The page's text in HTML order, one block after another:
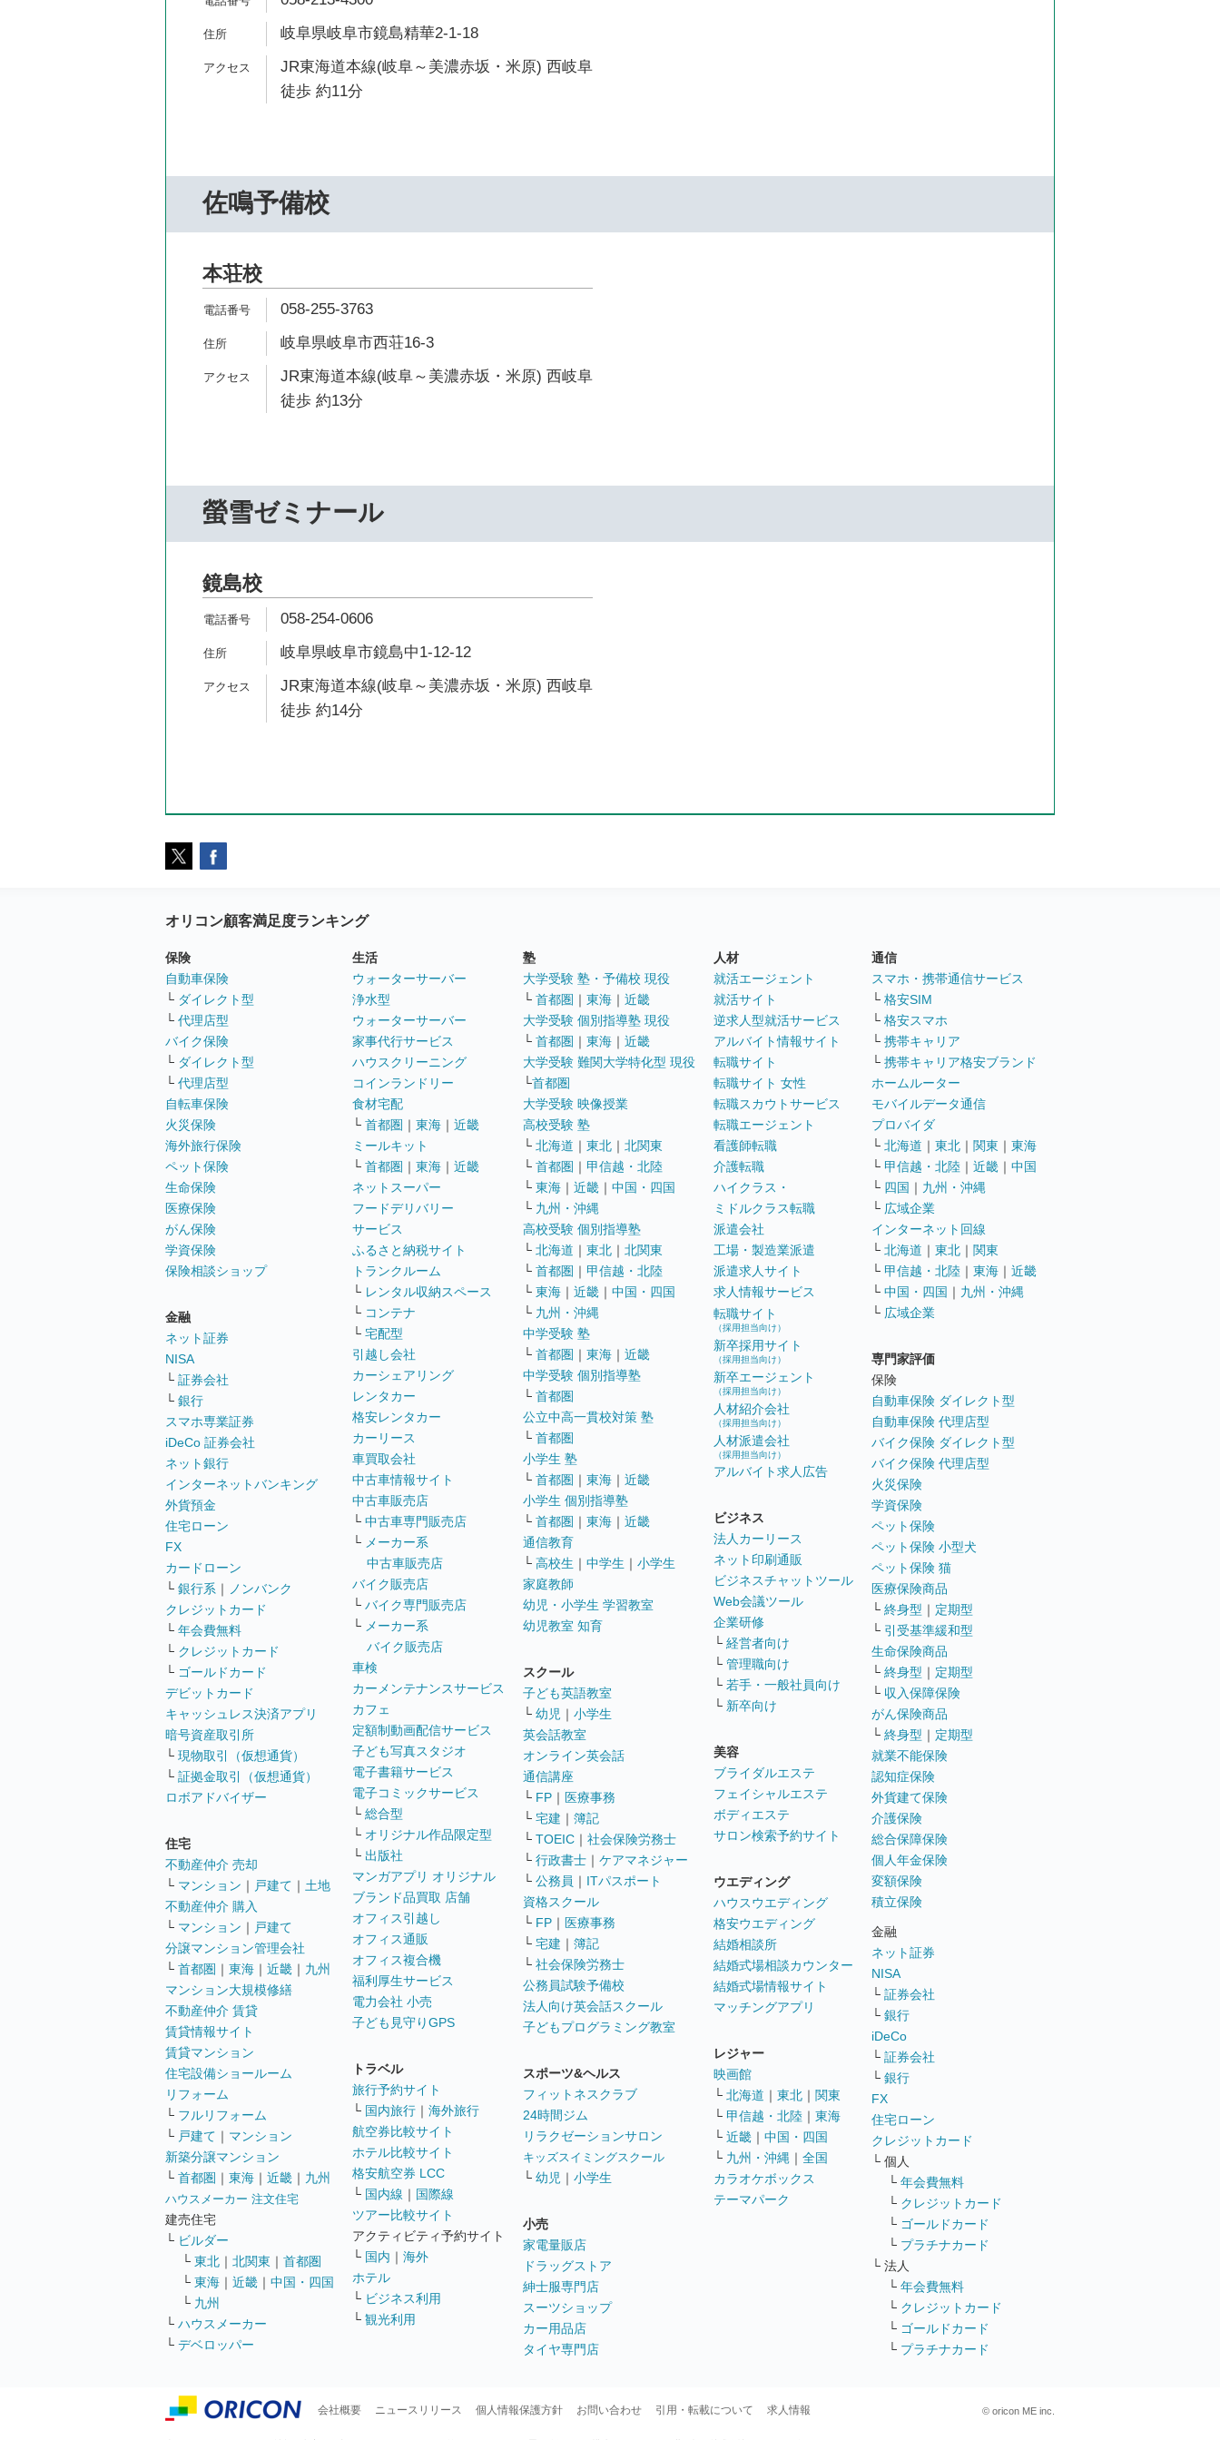
岐阜県岐阜市鏡島精華2-1-18
JR東海道本線(岐阜～美濃赤坂・米原) 西岐阜
徒歩 約11分
佐鳴予備校
本荘校
058-255-3763
岐阜県岐阜市西荘16-3
JR東海道本線(岐阜～美濃赤坂・米原) 西岐阜
徒歩 約13分
螢雪ゼミナール
鏡島校
058-254-0606
岐阜県岐阜市鏡島中1-12-12
JR東海道本線(岐阜～美濃赤坂・米原) 西岐阜
徒歩 約14分
オリコン顧客満足度ランキング
保険
自動車保険
└ ダイレクト型
└ 代理店型
バイク保険
└ ダイレクト型
└ 代理店型
自転車保険
火災保険
海外旅行保険
ペット保険
生命保険
医療保険
がん保険
学資保険
保険相談ショップ
金融
ネット証券
NISA
└ 証券会社
└ 銀行
スマホ専業証券
iDeCo 証券会社
ネット銀行
インターネットバンキング
外貨預金
住宅ローン
FX
カードローン
└ 銀行系 ｜
ノンバンク
クレジットカード
└ 年会費無料
└ クレジットカード
└ ゴールドカード
デビットカード
キャッシュレス決済アプリ
暗号資産取引所
└ 現物取引（仮想通貨）
└ 証拠金取引（仮想通貨）
ロボアドバイザー
住宅
不動産仲介 売却
└ マンション ｜ 戸建て ｜ 土地
不動産仲介 購入
└ マンション ｜ 戸建て
分譲マンション管理会社
└ 首都圏 ｜ 東海 ｜ 近畿 ｜ 九州
マンション大規模修繕
不動産仲介 賃貸
賃貸情報サイト
賃貸マンション
住宅設備ショールーム
リフォーム
└ フルリフォーム
└ 戸建て ｜ マンション
新築分譲マンション
└ 首都圏 ｜ 東海 ｜ 近畿 ｜ 九州
ハウスメーカー 注文住宅
建売住宅
└ ビルダー
└ 東北 ｜ 北関東 ｜ 首都圏
└ 東海 ｜ 近畿 ｜ 中国・四国
└ 九州
└ ハウスメーカー
└ デベロッパー
生活
ウォーターサーバー
浄水型
ウォーターサーバー
家事代行サービス
ハウスクリーニング
コインランドリー
食材宅配
└ 首都圏 ｜ 東海 ｜ 近畿
ミールキット
└ 首都圏 ｜ 東海 ｜ 近畿
ネットスーパー
フードデリバリー
サービス
ふるさと納税サイト
トランクルーム
└ レンタル収納スペース
└ コンテナ
└ 宅配型
引越し会社
カーシェアリング
レンタカー
格安レンタカー
カーリース
車買取会社
中古車情報サイト
中古車販売店
└ 中古車専門販売店
└ メーカー系
中古車販売店
バイク販売店
└ バイク専門販売店
└ メーカー系
バイク販売店
車検
カーメンテナンスサービス
カフェ
定額制動画配信サービス
子ども写真スタジオ
電子書籍サービス
電子コミックサービス
└ 総合型
└ オリジナル作品限定型
└ 出版社
マンガアプリ オリジナル
ブランド品買取 店舗
オフィス引越し
オフィス通販
オフィス複合機
福利厚生サービス
電力会社 小売
子ども見守りGPS
トラベル
旅行予約サイト
└ 国内旅行 ｜ 海外旅行
航空券比較サイト
ホテル比較サイト
格安航空券 LCC
└ 国内線 ｜ 国際線
ツアー比較サイト
アクティビティ予約サイト
└ 国内 ｜ 海外
ホテル
└ ビジネス利用
└ 観光利用
塾
大学受験 塾・予備校 現役
└ 首都圏 ｜ 東海 ｜ 近畿
大学受験 個別指導塾 現役
└ 首都圏 ｜ 東海 ｜ 近畿
大学受験 難関大学特化型 現役
└首都圏
大学受験 映像授業
高校受験 塾
└ 北海道 ｜ 東北 ｜ 北関東
└ 首都圏 ｜ 甲信越・北陸
└ 東海 ｜ 近畿 ｜ 中国・四国
└ 九州・沖縄
高校受験 個別指導塾
└ 北海道 ｜ 東北 ｜ 北関東
└ 首都圏 ｜ 甲信越・北陸
└ 東海 ｜ 近畿 ｜ 中国・四国
└ 九州・沖縄
中学受験 塾
└ 首都圏 ｜ 東海 ｜ 近畿
中学受験 個別指導塾
└ 首都圏
公立中高一貫校対策 塾
└ 首都圏
小学生 塾
└ 首都圏 ｜ 東海 ｜ 近畿
小学生 個別指導塾
└ 首都圏 ｜ 東海 ｜ 近畿
通信教育
└ 高校生 ｜ 中学生 ｜ 小学生
家庭教師
幼児・小学生 学習教室
幼児教室 知育
スクール
子ども英語教室
└ 幼児 ｜ 小学生
英会話教室
オンライン英会話
通信講座
└ FP ｜ 医療事務
└ 宅建 ｜ 簿記
└ TOEIC ｜ 社会保険労務士
└ 行政書士 ｜ ケアマネジャー
└ 公務員 ｜ ITパスポート
資格スクール
└ FP ｜ 医療事務
└ 宅建 ｜ 簿記
└ 社会保険労務士
公務員試験予備校
法人向け英会話スクール
子どもプログラミング教室
スポーツ&ヘルス
フィットネスクラブ
24時間ジム
リラクゼーションサロン
キッズスイミングスクール
└ 幼児 ｜ 小学生
小売
家電量販店
ドラッグストア
紳士服専門店
スーツショップ
カー用品店
タイヤ専門店
人材
就活エージェント
就活サイト
逆求人型就活サービス
アルバイト情報サイト
転職サイト
転職サイト 女性
転職スカウトサービス
転職エージェント
看護師転職
介護転職
ハイクラス・
ミドルクラス転職
派遣会社
工場・製造業派遣
派遣求人サイト
求人情報サービス
転職サイト
（採用担当向け）
新卒採用サイト
（採用担当向け）
新卒エージェント
（採用担当向け）
人材紹介会社
（採用担当向け）
人材派遣会社
（採用担当向け）
アルバイト求人広告
ビジネス
法人カーリース
ネット印刷通販
ビジネスチャットツール
Web会議ツール
企業研修
└ 経営者向け
└ 管理職向け
└ 若手・一般社員向け
└ 新卒向け
美容
ブライダルエステ
フェイシャルエステ
ボディエステ
サロン検索予約サイト
ウエディング
ハウスウエディング
格安ウエディング
結婚相談所
結婚式場相談カウンター
結婚式場情報サイト
マッチングアプリ
レジャー
映画館
└ 北海道 ｜ 東北 ｜ 関東
└ 甲信越・北陸 ｜ 東海
└ 近畿 ｜ 中国・四国
└ 九州・沖縄 ｜ 全国
カラオケボックス
テーマパーク
通信
スマホ・携帯通信サービス
└ 格安SIM
└ 格安スマホ
└ 携帯キャリア
└ 携帯キャリア格安ブランド
ホームルーター
モバイルデータ通信
プロバイダ
└ 北海道 ｜ 東北 ｜ 関東 ｜ 東海
└ 甲信越・北陸 ｜ 近畿 ｜ 中国
└ 四国 ｜ 九州・沖縄
└ 広域企業
インターネット回線
└ 北海道 ｜ 東北 ｜ 関東
└ 甲信越・北陸 ｜ 東海 ｜ 近畿
└ 中国・四国 ｜ 九州・沖縄
└ 広域企業
専門家評価
保険
自動車保険 ダイレクト型
自動車保険 代理店型
バイク保険 ダイレクト型
バイク保険 代理店型
火災保険
学資保険
ペット保険
ペット保険 小型犬
ペット保険 猫
医療保険商品
└ 終身型 ｜ 定期型
└ 引受基準緩和型
生命保険商品
└ 終身型 ｜ 定期型
└ 収入保障保険
がん保険商品
└ 終身型 ｜ 定期型
就業不能保険
認知症保険
外貨建て保険
介護保険
総合保障保険
個人年金保険
変額保険
積立保険
金融
ネット証券
NISA
└ 証券会社
└ 銀行
iDeCo
└ 証券会社
└ 銀行
FX
住宅ローン
クレジットカード
└ 個人
└ 年会費無料
└ クレジットカード
└ ゴールドカード
└ プラチナカード
└ 法人
└ 年会費無料
└ クレジットカード
└ ゴールドカード
└ プラチナカード
会社概要 ニュースリリース 個人情報保護方針 お問い合わせ 引用・転載について 求人情報 © oricon ME inc.